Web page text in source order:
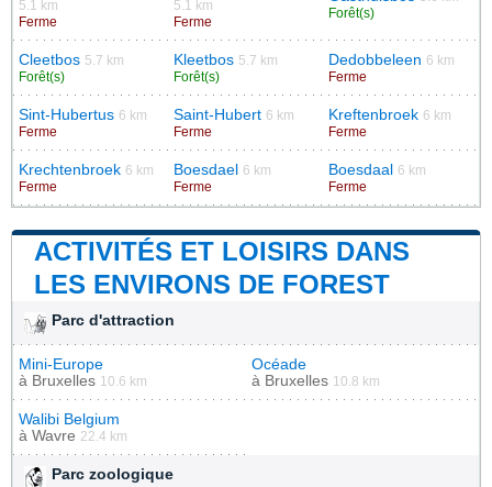
5.1 km
Ferme
5.1 km
Ferme
Forêt(s)
Cleetbos 5.7 km
Forêt(s)
Kleetbos 5.7 km
Forêt(s)
Dedobbeleen 6 km
Ferme
Sint-Hubertus 6 km
Ferme
Saint-Hubert 6 km
Ferme
Kreftenbroek 6 km
Ferme
Krechtenbroek 6 km
Ferme
Boesdael 6 km
Ferme
Boesdaal 6 km
Ferme
ACTIVITÉS ET LOISIRS DANS
LES ENVIRONS DE FOREST
Parc d'attraction
Mini-Europe
à Bruxelles 10.6 km
Océade
à Bruxelles 10.8 km
Walibi Belgium
à Wavre 22.4 km
Parc zoologique